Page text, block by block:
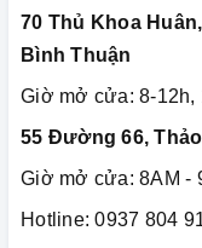
70 Thủ Khoa
Bình Thuận
Giờ mở cửa: 8-12h,
55 Đường 66,
Giờ mở cửa: 8AM -
Hotline: 0937 804